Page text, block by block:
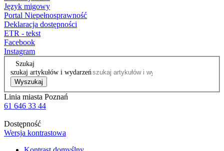
Język migowy
Portal Niepełnosprawność
Deklaracja dostępności
ETR - tekst
Facebook
Instagram
Szukaj
szukaj artykułów i wydarzeń
Wyszukaj
Linia miasta Poznań
61 646 33 44
Dostępność
Wersja kontrastowa